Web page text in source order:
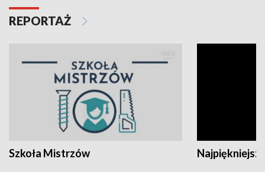
REPORTAŻ
Szkoła Mistrzów